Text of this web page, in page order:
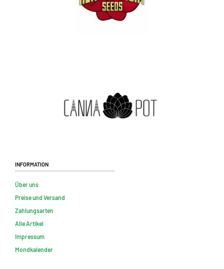
Information
Über uns
Preise und Versand
Zahlungsarten
Alle Artikel
Impressum
Mondkalender